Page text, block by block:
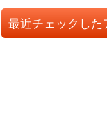
最近チェックした